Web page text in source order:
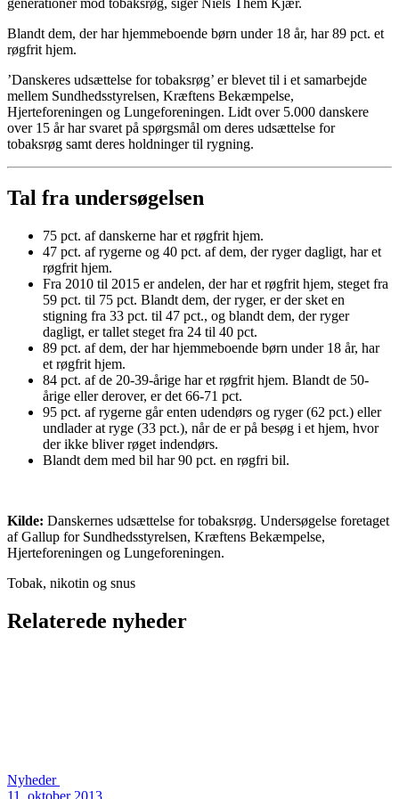
Blandt dem, der har hjemmeboende børn under 18 år, har 89 pct. et
røgfrit hjem.
’Danskeres udsættelse for tobaksrøg’ er blevet til i et samarbejde
mellem Sundhedsstyrelsen, Kræftens Bekæmpelse,
Hjerteforeningen og Lungeforeningen. Lidt over 5.000 danskere
over 15 år har svaret på spørgsmål om deres udsættelse for
tobaksrøg samt deres holdninger til rygning.
Tal fra undersøgelsen
75 pct. af danskerne har et røgfrit hjem.
47 pct. af rygerne og 40 pct. af dem, der ryger dagligt, har et
røgfrit hjem.
Fra 2010 til 2015 er andelen, der har et røgfrit hjem, steget fra
59 pct. til 75 pct. Blandt dem, der ryger, er der sket en
stigning fra 33 pct. til 47 pct., og blandt dem, der ryger
dagligt, er tallet steget fra 24 til 40 pct.
89 pct. af dem, der har hjemmeboende børn under 18 år, har
et røgfrit hjem.
84 pct. af de 20-39-årige har et røgfrit hjem. Blandt de 50-
årige eller derover, er det 66-71 pct.
95 pct. af rygerne går enten udendørs og ryger (62 pct.) eller
undlader at ryge (33 pct.), når de er på besøg i et hjem, hvor
der ikke bliver røget indendørs.
Blandt dem med bil har 90 pct. en røgfri bil.
Kilde: Danskernes udsættelse for tobaksrøg. Undersøgelse foretaget
af Gallup for Sundhedsstyrelsen, Kræftens Bekæmpelse,
Hjerteforeningen og Lungeforeningen.
Tobak, nikotin og snus
Relaterede nyheder
Nyheder
11. oktober 2013